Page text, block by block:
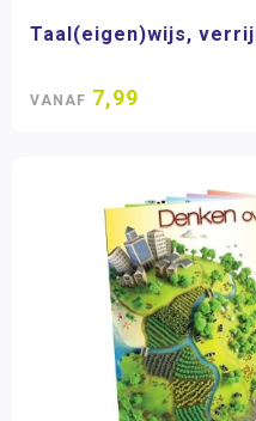
Taal(eigen)wijs,
VANAF 7,99